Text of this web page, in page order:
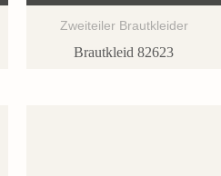
Zweiteiler Brautkleider
Brautkleid 82623